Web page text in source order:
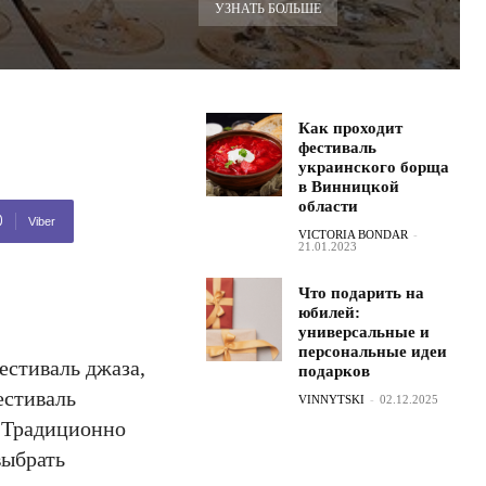
УЗНАТЬ БОЛЬШЕ
Viber
джаза,
Как проходит
фестиваль
украинского борща
в Винницкой
области
VICTORIA BONDAR -
21.01.2023
Что подарить на
юбилей:
универсальные и
персональные идеи
подарков
VINNYTSKI - 02.12.2025